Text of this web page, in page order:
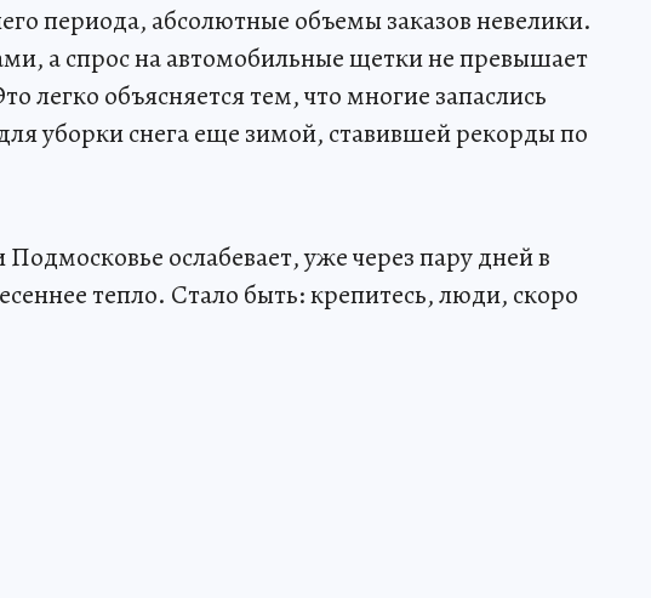
периода, абсолютные объемы заказов невелики.
а спрос на автомобильные щетки не превышает
легко объясняется тем, что многие запаслись
уборки снега еще зимой, ставившей рекорды по
ослабевает, уже через пару дней в
тепло. Стало быть: крепитесь, люди, скоро